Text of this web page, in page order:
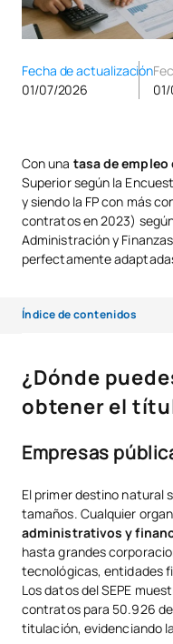
Fecha de actualización
01/07/2026
Con una tasa de empleo
Superior según la
y siendo la FP con más
contratos en 2023)
Administración y
perfectamente
Índice de contenidos
Empresas públicas y privadas
Especializaciones de alto
Competencias digitales
Formación necesaria y
Opciones de progresión
Tendencias del sector que
¿Por qué elegir
¿Dónde
obtener el
Empresas
El primer destino natural
tamaños. Cualquier
administrativos y
hasta grandes
tecnológicas, entidades
Los datos del SEPE
contratos para 50.926
titulación, evidenciando